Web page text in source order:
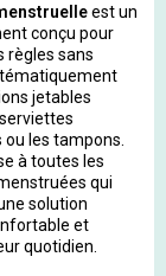
est un
conçu pour
règles sans
jetables
ou les tampons.
à toutes les
qui
solution
et
quotidien.